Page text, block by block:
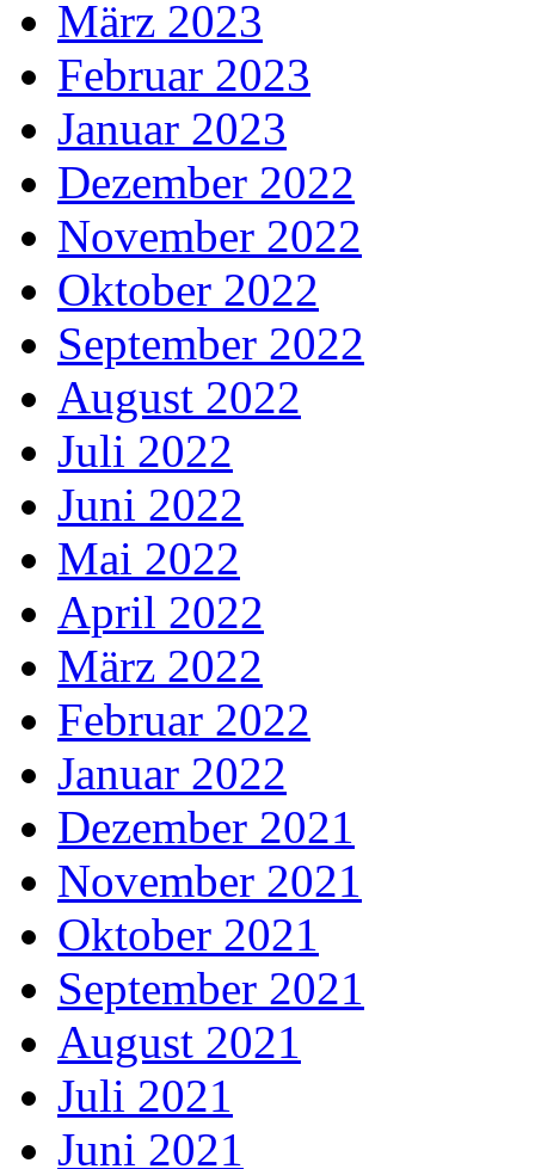
März 2023
Februar 2023
Januar 2023
Dezember 2022
November 2022
Oktober 2022
September 2022
August 2022
Juli 2022
Juni 2022
Mai 2022
April 2022
März 2022
Februar 2022
Januar 2022
Dezember 2021
November 2021
Oktober 2021
September 2021
August 2021
Juli 2021
Juni 2021